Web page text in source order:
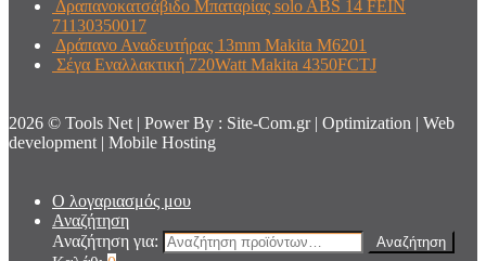
Δραπανοκατσάβιδο Μπαταρίας solo ABS 14 FEIN
71130350017
Δράπανο Αναδευτήρας 13mm Makita Μ6201
Σέγα Εναλλακτική 720Watt Makita 4350FCTJ
2026 © Tools Net | Power By : Site-Com.gr | Optimization | Web
development | Mobile Hosting
Ο λογαριασμός μου
Αναζήτηση
Αναζήτηση για:
Αναζήτηση